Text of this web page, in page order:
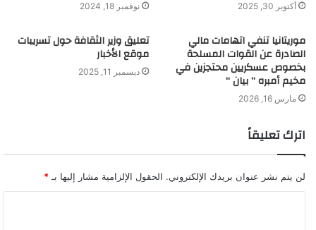
أكتوبر 30, 2025 نوفمبر 18, 2024
موريتانيا تنفي اتهامات مالي
الصادرة عن القوات المسلحة
بخصوص عسكريين محتجزين في
مخيم أمبره ” بيان “
مارس 16, 2026
تعليق وزير الثقافة حول تسريبات
موقع الأخبار
ديسمبر 11, 2025
اترك تعليقاً
لن يتم نشر عنوان بريدك الإلكتروني. الحقول الإلزامية مشار إليها بـ *